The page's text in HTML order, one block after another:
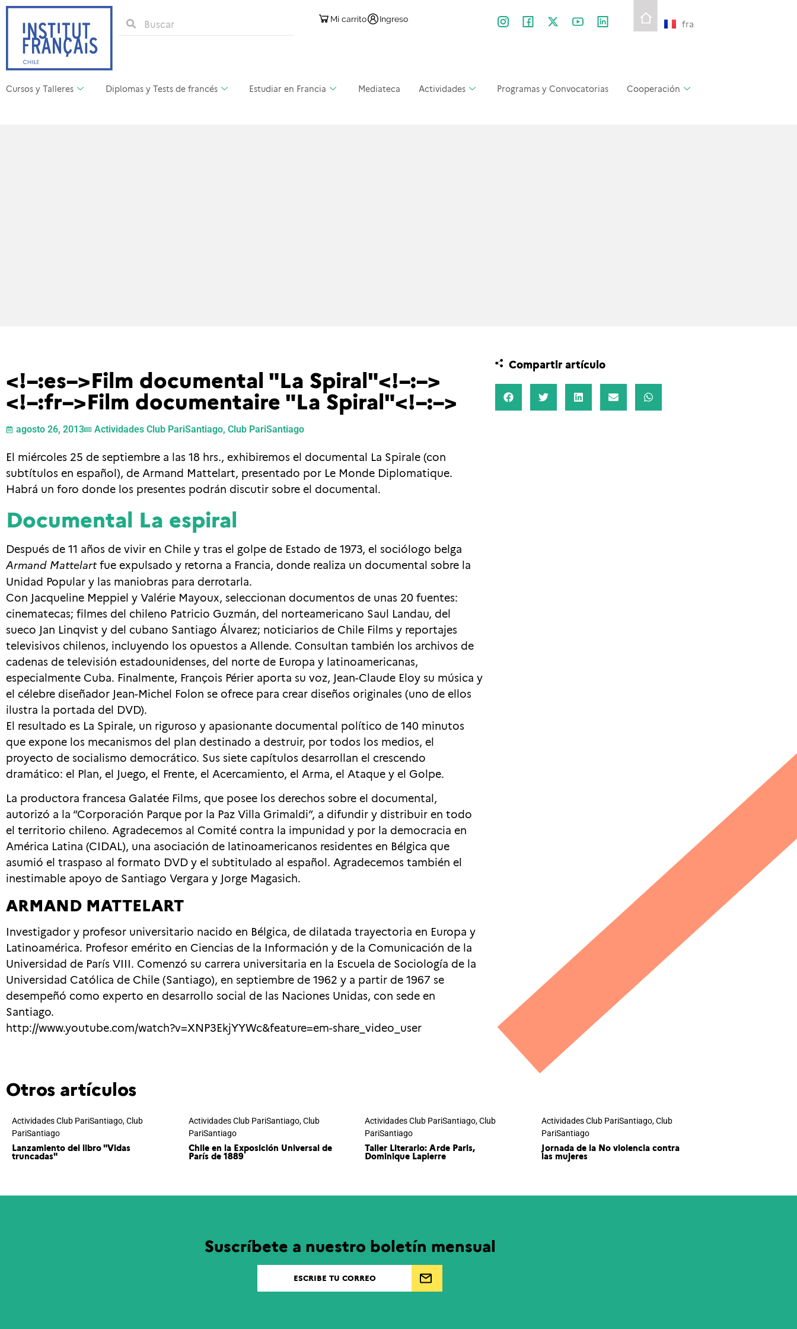
Mi carrito Ingreso fra
Cursos y Talleres Diplomas y Tests de francés Estudiar en Francia Mediateca Actividades Programas y Convocatorias Cooperación
<!–:es–>Film documental "La Spiral"<!–:–>
<!–:fr–>Film documentaire "La Spiral"<!–:–>
agosto 26, 2013 Actividades Club PariSantiago, Club PariSantiago
El miércoles 25 de septiembre a las 18 hrs., exhibiremos el documental La Spirale (con
subtítulos en español), de Armand Mattelart, presentado por Le Monde Diplomatique.
Habrá un foro donde los presentes podrán discutir sobre el documental.
Documental La espiral
Después de 11 años de vivir en Chile y tras el golpe de Estado de 1973, el sociólogo belga
Armand Mattelartfue expulsado y retorna a Francia, donde realiza un documental sobre la
Unidad Popular y las maniobras para derrotarla.
Con Jacqueline Meppiel y Valérie Mayoux, seleccionan documentos de unas 20 fuentes:
cinematecas; filmes del chileno Patricio Guzmán, del norteamericano Saul Landau, del
sueco Jan Linqvist y del cubano Santiago Álvarez; noticiarios de Chile Films y reportajes
televisivos chilenos, incluyendo los opuestos a Allende. Consultan también los archivos de
cadenas de televisión estadounidenses, del norte de Europa y latinoamericanas,
especialmente Cuba. Finalmente, François Périer aporta su voz, Jean-Claude Eloy su música y
el célebre diseñador Jean-Michel Folon se ofrece para crear diseños originales (uno de ellos
ilustra la portada del DVD).
El resultado es La Spirale, un riguroso y apasionante documental político de 140 minutos
que expone los mecanismos del plan destinado a destruir, por todos los medios, el
proyecto de socialismo democrático. Sus siete capítulos desarrollan el crescendo
dramático: el Plan, el Juego, el Frente, el Acercamiento, el Arma, el Ataque y el Golpe.
La productora francesa Galatée Films, que posee los derechos sobre el documental,
autorizó a la “Corporación Parque por la Paz Villa Grimaldi”, a difundir y distribuir en todo
el territorio chileno. Agradecemos al Comité contra la impunidad y por la democracia en
América Latina (CIDAL), una asociación de latinoamericanos residentes en Bélgica que
asumió el traspaso al formato DVD y el subtitulado al español. Agradecemos también el
inestimable apoyo de Santiago Vergara y Jorge Magasich.
ARMAND MATTELART
Investigador y profesor universitario nacido en Bélgica, de dilatada trayectoria en Europa y
Latinoamérica. Profesor emérito en Ciencias de la Información y de la Comunicación de la
Universidad de París VIII. Comenzó su carrera universitaria en la Escuela de Sociología de la
Universidad Católica de Chile (Santiago), en septiembre de 1962 y a partir de 1967 se
desempeñó como experto en desarrollo social de las Naciones Unidas, con sede en
Santiago.
http://www.youtube.com/watch?v=XNP3EkjYYWc&feature=em-share_video_user
Compartir artículo
Otros artículos
Actividades Club PariSantiago,Club
PariSantiago
Lanzamiento del libro "Vidas
truncadas"
Actividades Club PariSantiago,Club
PariSantiago
Chile en la Exposición Universal de
París de 1889
Actividades Club PariSantiago,Club
PariSantiago
Taller Literario: Arde Paris,
Dominique Lapierre
Actividades Club PariSantiago,Club
PariSantiago
Jornada de la No violencia contra
las mujeres
Suscríbete a nuestro boletín mensual